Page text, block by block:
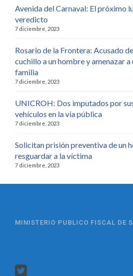
Avenida del Carnaval: El próximo
veredicto
7 diciembre, 2023
Rosario de la Frontera: Acusado
cuchillo a un hombre y amenazar a
familia
7 diciembre, 2023
UNICROH: Dos imputados por
vehículos en la vía pública
7 diciembre, 2023
Solicitan prisión preventiva de un
resguardar a la víctima
7 diciembre, 2023
MINISTERIO PUBLICO FISCAL DE